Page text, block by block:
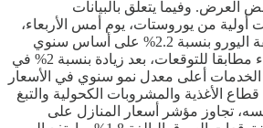
وفيما يتعلق بالبيانات
أولية من يوروستات، يوم أمس الأربعاء،
إرتفاع الأسعار في منطقة اليورو بنسبة 2.2% على أساس سنوي
خلال سبتمبر، وهو ما جاء مطابقا للتوقعات، بعد زيادة بنسبة 2% في
أعلى معدل نمو سنوي في الأسعار
قطاع الأغذية والمشروبات الكحولية والتبغ
نفسه، تجاوز مؤشر أسعار المنازل على